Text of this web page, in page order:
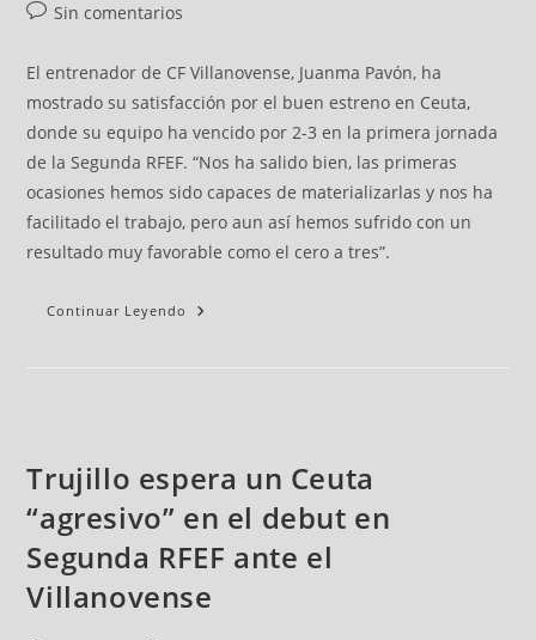
Sin comentarios
El entrenador de CF Villanovense, Juanma Pavón, ha
mostrado su satisfacción por el buen estreno en Ceuta,
donde su equipo ha vencido por 2-3 en la primera jornada
de la Segunda RFEF. “Nos ha salido bien, las primeras
ocasiones hemos sido capaces de materializarlas y nos ha
facilitado el trabajo, pero aun así hemos sufrido con un
resultado muy favorable como el cero a tres”.
Continuar Leyendo
Trujillo espera un Ceuta
“agresivo” en el debut en
Segunda RFEF ante el
Villanovense